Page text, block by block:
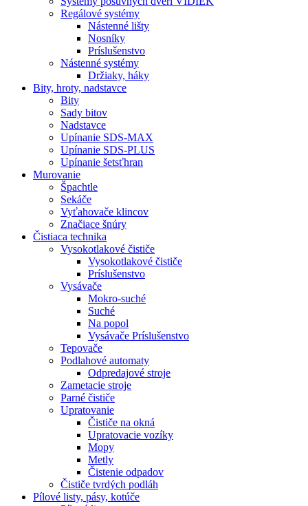
Regálové systémy
Nástenné lišty
Nosníky
Príslušenstvo
Nástenné systémy
Držiaky, háky
Bity, hroty, nadstavce
Bity
Sady bitov
Nadstavce
Upínanie SDS-MAX
Upínanie SDS-PLUS
Upínanie šetsťhran
Murovanie
Špachtle
Sekáče
Vyťahovače klincov
Značiace šnúry
Čistiaca technika
Vysokotlakové čističe
Vysokotlakové čističe
Príslušenstvo
Vysávače
Mokro-suché
Suché
Na popol
Vysávače Príslušenstvo
Tepovače
Podlahové automaty
Odpredajové stroje
Zametacie stroje
Parné čističe
Upratovanie
Čističe na okná
Upratovacie vozíky
Mopy
Metly
Čistenie odpadov
Čističe tvrdých podláh
Pílové listy, pásy, kotúče